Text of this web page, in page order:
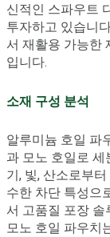
신적인 스파우트
투자하고 있습니
서 재활용 가능한
입니다.
소재 구성 분석
알루미늄 호일 파
과 모노 호일로
기, 빛, 산소로부
수한 차단 특성으
서 고품질 포장
모노 호일 파우치